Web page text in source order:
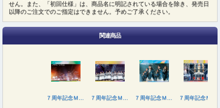
せん。また、「初回仕様」は、商品名に明記されている場合を除き、発売日
以降のご注文でのご指定はできません。予めご了承ください。
関連商品